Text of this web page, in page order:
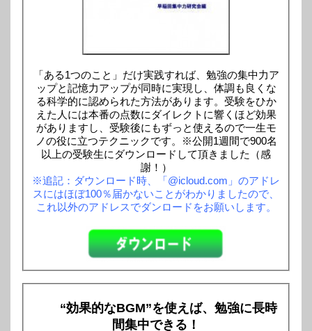
「ある1つのこと」だけ実践すれば、勉強の集中力ア
ップと記憶力アップが同時に実現し、体調も良くな
る科学的に認められた方法があります。受験をひか
えた人には本番の点数にダイレクトに響くほど効果
がありますし、受験後にもずっと使えるので一生モ
ノの役に立つテクニックです。※公開1週間で900名
以上の受験生にダウンロードして頂きました（感
謝！）
※追記：ダウンロード時、「@icloud.com」のアドレ
スにはほぼ100％届かないことがわかりましたので、
これ以外のアドレスでダンロードをお願いします。
“効果的なBGM”を使えば、勉強に長時
間集中できる！